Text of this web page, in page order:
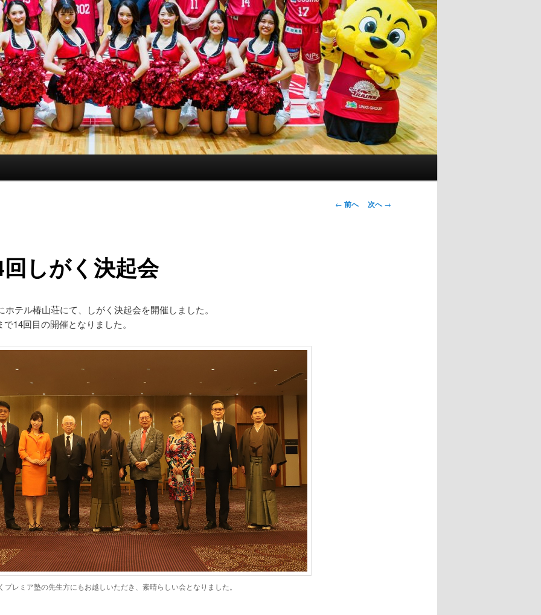
投
← 前へ 次へ→
しがく決起会
ホテル椿山荘にて、しがく決起会を開催しました。
14回目の開催となりました。
プレミア塾の先生方にもお越しいただき、素晴らしい会となりました。